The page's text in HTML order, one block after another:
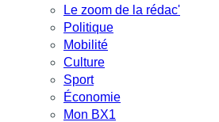
Le zoom de la rédac'
Politique
Mobilité
Culture
Sport
Économie
Mon BX1